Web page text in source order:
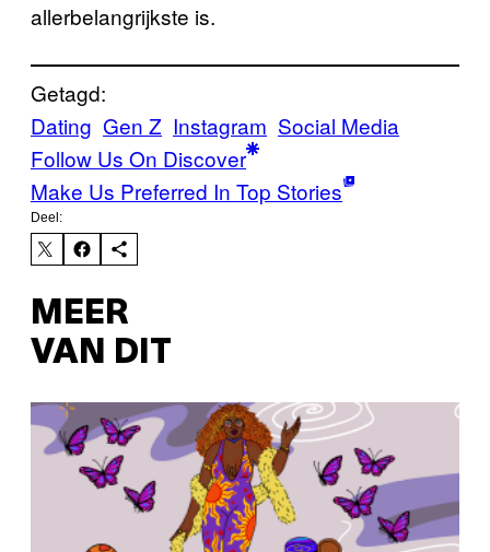
allerbelangrijkste is.
Getagd:
Dating Gen Z Instagram Social Media
Follow Us On Discover
Make Us Preferred In Top Stories
Deel:
MEER
VAN DIT